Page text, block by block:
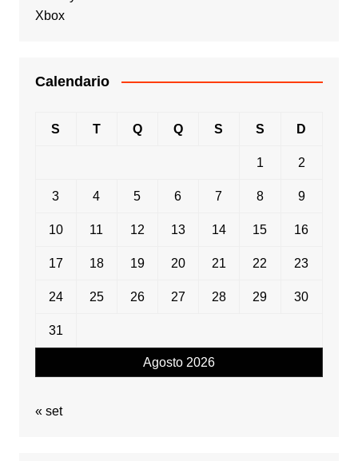
Xbox
Calendario
Agosto 2026
S T Q Q S S D
1 2
3 4 5 6 7 8 9
10 11 12 13 14 15 16
17 18 19 20 21 22 23
24 25 26 27 28 29 30
31
« set